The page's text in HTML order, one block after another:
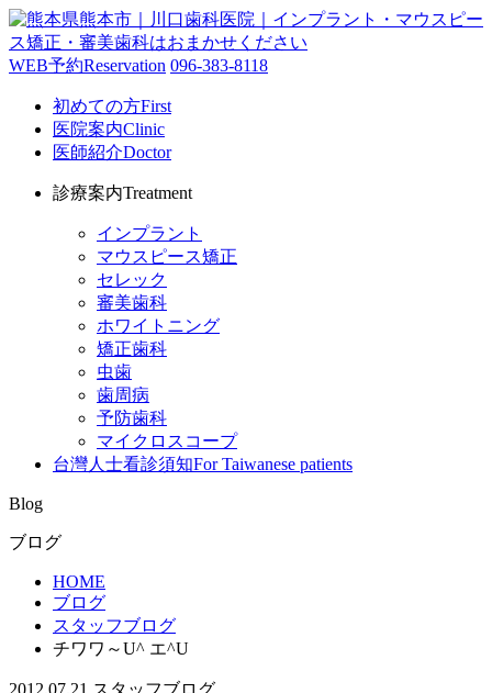
WEB予約Reservation 096-383-8118
初めての方First
医院案内Clinic
医師紹介Doctor
診療案内Treatment
インプラント
マウスピース矯正
セレック
審美歯科
ホワイトニング
矯正歯科
虫歯
歯周病
予防歯科
マイクロスコープ
台灣人士看診須知For Taiwanese patients
Blog
ブログ
HOME
ブログ
スタッフブログ
チワワ～U^ エ^U
2012.07.21 スタッフブログ